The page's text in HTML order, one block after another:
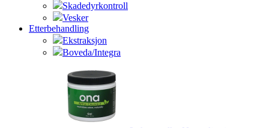
Skadedyrkontroll
Vesker
Etterbehandling
Ekstraksjon
Boveda/Integra